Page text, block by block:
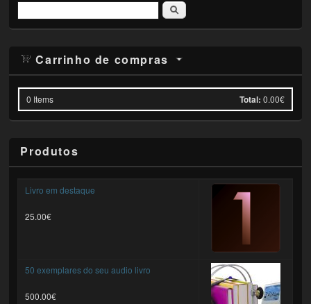
Pesquisar
Carrinho de compras
0 Items Total: 0.00€
Produtos
Livro em destaque
25.00€
50 exemplares do seu audio livro
500.00€